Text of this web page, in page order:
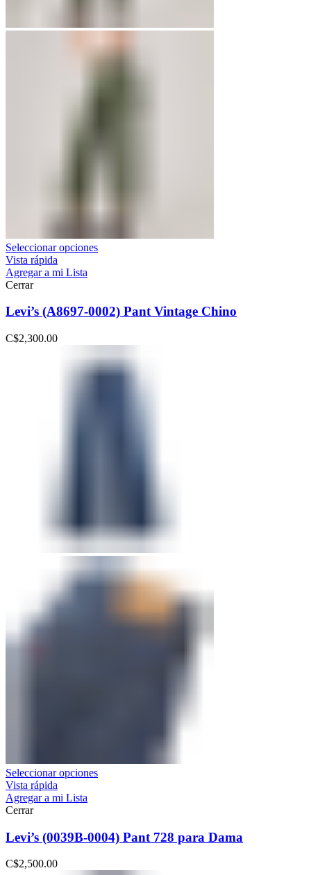
Seleccionar opciones
Vista rápida
Agregar a mi Lista
Cerrar
Levi’s (A8697-0002) Pant Vintage Chino
C$2,300.00
Seleccionar opciones
Vista rápida
Agregar a mi Lista
Cerrar
Levi’s (0039B-0004) Pant 728 para Dama
C$2,500.00